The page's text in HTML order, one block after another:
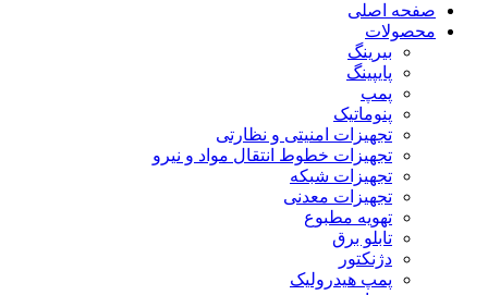
صفحه اصلی
محصولات
بیرینگ
پایپینگ
پمپ
پنوماتیک
تجهیزات امنیتی و نظارتی
تجهیزات خطوط انتقال مواد و نیرو
تجهیزات شبکه
تجهیزات معدنی
تهویه مطبوع
تابلو برق
دژنکتور
پمپ هیدرولیک